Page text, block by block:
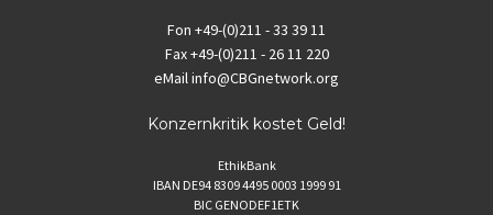
Fon +49-(0)211 - 33 39 11
Fax+49-(0)211 - 26 11 220
eMailinfo@CBGnetwork.org
Konzernkritik kostet Geld!
EthikBank
IBAN DE94 8309 4495 0003 1999 91
BIC GENODEF1ETK